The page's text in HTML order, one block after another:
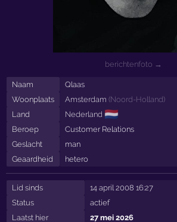
berichtenfoto →
Naam
Qlaas
Woonplaats
Amsterdam (Noord-Holland)
Land
Nederland 🇳🇱
Beroep
Customer Relations
Geslacht
man
Geaardheid
hetero
Lid sinds
14 april 2008 16:27
Status
actief
Laatst hier
27 mei 2026